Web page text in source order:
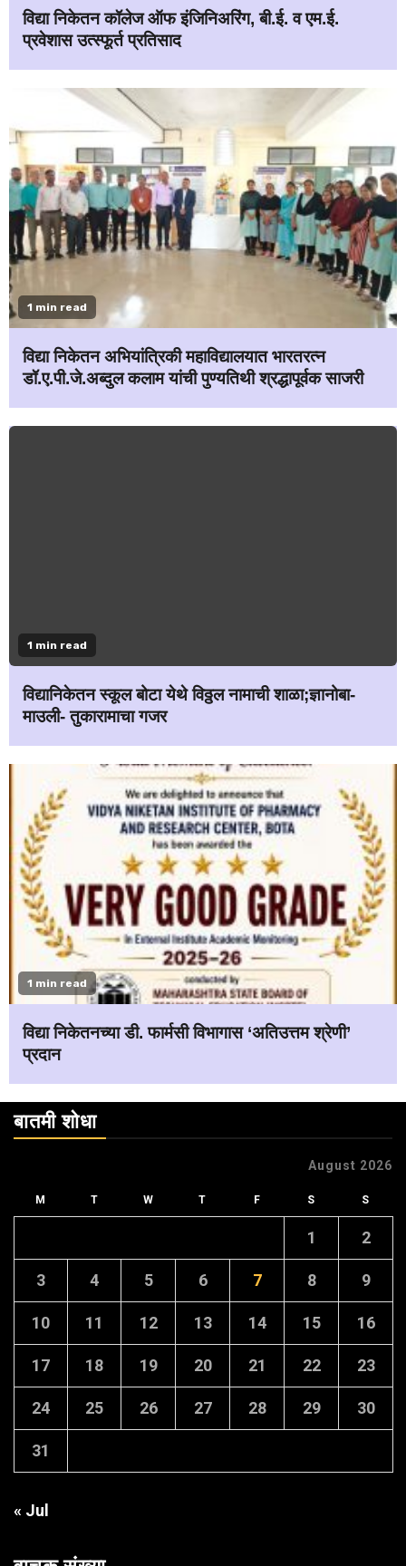
विद्या निकेतन कॉलेज ऑफ इंजिनिअरिंग, बी.ई. व एम.ई.
प्रवेशास उत्स्फूर्त प्रतिसाद
1 min read
विद्या निकेतन अभियांत्रिकी महाविद्यालयात भारतरत्न
डॉ.ए.पी.जे.अब्दुल कलाम यांची पुण्यतिथी श्रद्धापूर्वक साजरी
1 min read
विद्यानिकेतन स्कूल बोटा येथे विठ्ठल नामाची शाळा;ज्ञानोबा-
माउली- तुकारामाचा गजर
1 min read
विद्या निकेतनच्या डी. फार्मसी विभागास ‘अतिउत्तम श्रेणी’
प्रदान
बातमी शोधा
August 2026
M T W T F S S
1 2
3 4 5 6 7 8 9
10 11 12 13 14 15 16
17 18 19 20 21 22 23
24 25 26 27 28 29 30
31
« Jul